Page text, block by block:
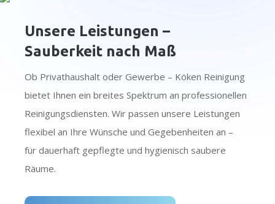
Unsere Leistungen –
Sauberkeit nach Maß
Ob Privathaushalt oder Gewerbe – Köken Reinigung
bietet Ihnen ein breites Spektrum an professionellen
Reinigungsdiensten. Wir passen unsere Leistungen
flexibel an Ihre Wünsche und Gegebenheiten an –
für dauerhaft gepflegte und hygienisch saubere
Räume.